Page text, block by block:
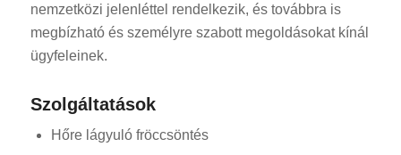
nemzetközi jelenléttel rendelkezik, és továbbra is
megbízható és személyre szabott megoldásokat kínál
ügyfeleinek.
Szolgáltatások
Hőre lágyuló fröccsöntés